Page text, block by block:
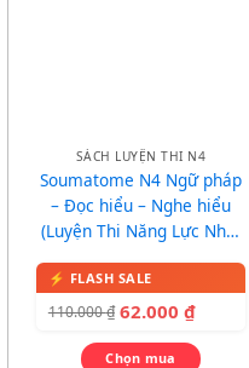
SÁCH LUYỆN THI N4
Soumatome N4 Ngữ pháp
– Đọc hiểu – Nghe hiểu
(Luyện Thi Năng Lực Nhật
110.000₫ 62.000 ₫
Chọn mua